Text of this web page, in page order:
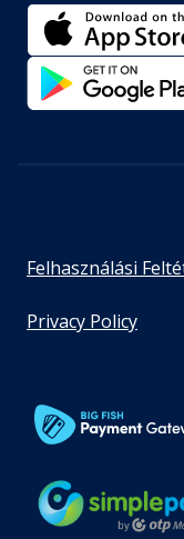
Felhasználási
Privacy Policy